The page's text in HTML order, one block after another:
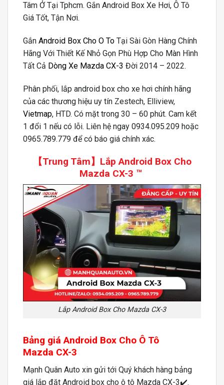
Tâm Ở Tại Tphcm️. Gắn Android Box Xe Hơi, Ô Tô
Giá Tốt, Tận Nơi.
Gắn Android Box Cho O To Tại Sài Gòn Hàng Chính
Hãng Với Thiết Kế Nhỏ Gọn Phù Hợp Cho Màn Hình
Tất Cả Dòng Xe Mazda CX-3 Đời 2014 – 2022.
Phân phối, lắp android box cho xe hơi chính hãng
của các thương hiệu uy tín Zestech, Elliview,
Vietmap, HTD. Có mặt trong 30 – 60 phút. Cam kết
1 đổi 1 nếu có lỗi. Liên hệ ngay 0934.095.209 hoặc
0965.789.779 để có báo giá chính xác.
【Trung Tâm】 Lắp Android Box Cho
Mazda CX-3 ™
Lắp Android Box Cho Mazda CX-3
Bảng giá Android Box Cho Ô Tô
Mazda CX-3
Mạnh Quân Auto xin gửi tới Quý khách hàng bảng
giá lắp đặt Android box cho ô tô Mazda CX-3✔️.